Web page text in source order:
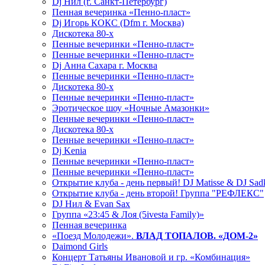
Пенная вечеринка «Пенно-пласт»
Dj Игорь КОКС (Dfm г. Москва)
Дискотека 80-х
Пенные вечеринки «Пенно-пласт»
Пенные вечеринки «Пенно-пласт»
Dj Анна Сахара г. Москва
Пенные вечеринки «Пенно-пласт»
Дискотека 80-х
Пенные вечеринки «Пенно-пласт»
Эротическое шоу «Ночные Амазонки»
Пенные вечеринки «Пенно-пласт»
Дискотека 80-х
Пенные вечеринки «Пенно-пласт»
Dj Kenia
Пенные вечеринки «Пенно-пласт»
Пенные вечеринки «Пенно-пласт»
Открытие клуба - день первый! DJ Matisse & DJ
Открытие клуба - день второй! Группа "РЕФЛЕКС"
DJ Нил & Evan Sax
Группа «23:45 & Лоя (5ivesta Family)»
Пенная вечеринка
«Поезд Молодежи». ВЛАД ТОПАЛОВ. «ДОМ-2»
Daimond Girls
Концерт Татьяны Ивановой и гр. «Комбинация»